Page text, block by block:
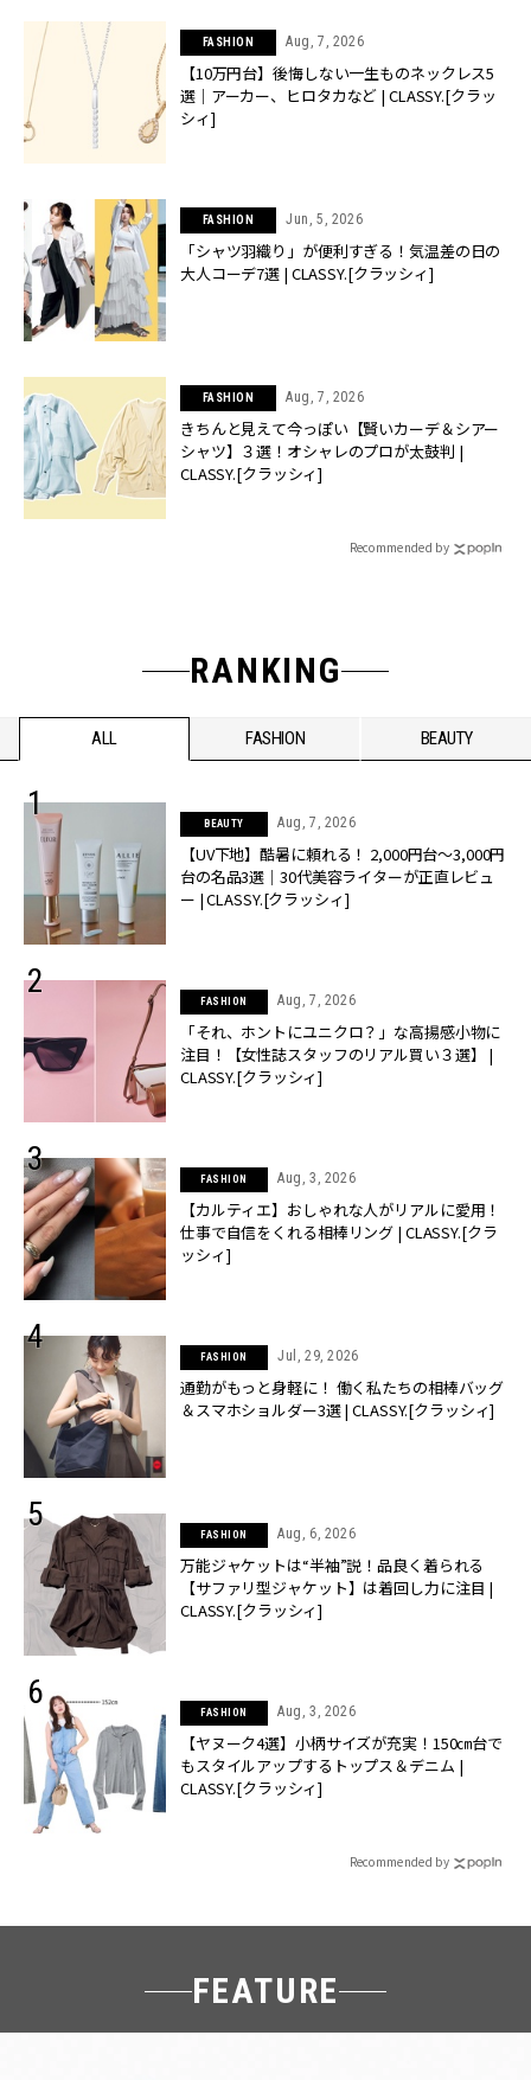
FASHION Aug, 7, 2026
【10万円台】後悔しない一生ものネックレス5
選｜アーカー、ヒロタカなど | CLASSY.[クラッ
シィ]
FASHION Jun, 5, 2026
「シャツ羽織り」が便利すぎる！気温差の日の
大人コーデ7選 | CLASSY.[クラッシィ]
FASHION Aug, 7, 2026
きちんと見えて今っぽい【賢いカーデ＆シアー
シャツ】３選！オシャレのプロが太鼓判 |
CLASSY.[クラッシィ]
Recommended by
RANKING
ALL FASHION BEAUTY
BEAUTY Aug, 7, 2026
【UV下地】酷暑に頼れる！ 2,000円台〜3,000円
台の名品3選｜30代美容ライターが正直レビュ
ー | CLASSY.[クラッシィ]
FASHION Aug, 7, 2026
「それ、ホントにユニクロ？」な高揚感小物に
注目！【女性誌スタッフのリアル買い３選】 |
CLASSY.[クラッシィ]
FASHION Aug, 3, 2026
【カルティエ】おしゃれな人がリアルに愛用！
仕事で自信をくれる相棒リング | CLASSY.[クラ
ッシィ]
FASHION Jul, 29, 2026
通勤がもっと身軽に！ 働く私たちの相棒バッグ
＆スマホショルダー3選 | CLASSY.[クラッシィ]
FASHION Aug, 6, 2026
万能ジャケットは“半袖”説！品良く着られる
【サファリ型ジャケット】は着回し力に注目 |
CLASSY.[クラッシィ]
FASHION Aug, 3, 2026
【ヤヌーク4選】小柄サイズが充実！150㎝台で
もスタイルアップするトップス＆デニム |
CLASSY.[クラッシィ]
Recommended by
FEATURE